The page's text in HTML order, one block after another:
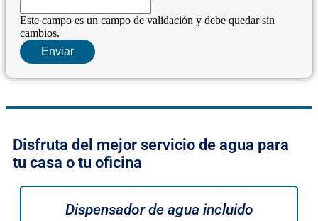
Este campo es un campo de validación y debe quedar sin
cambios.
Disfruta del mejor servicio de agua para
tu casa o tu oficina
Dispensador de agua incluido